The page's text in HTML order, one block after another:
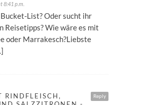
8:41 p.m.
List? Oder sucht ihr
Reisetipps? Wie wäre es mit
oder Marrakesch?Liebste
Reply
RINDFLEISCH,